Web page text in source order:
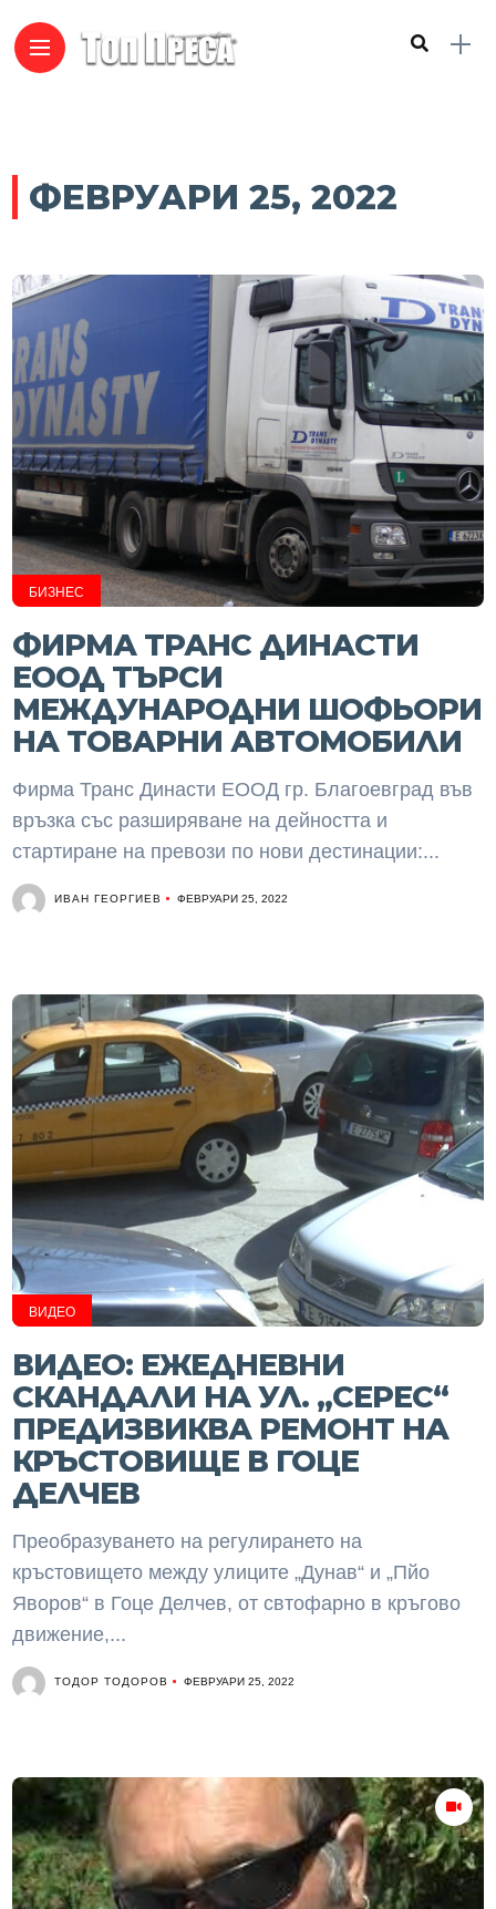
ФЕВРУАРИ 25, 2022
БИЗНЕС
ФИРМА ТРАНС ДИНАСТИ
ЕООД ТЪРСИ
МЕЖДУНАРОДНИ ШОФЬОРИ
НА ТОВАРНИ АВТОМОБИЛИ
Фирма Транс Династи ЕООД гр. Благоевград във
връзка със разширяване на дейността и
стартиране на превози по нови дестинации:...
ИВАН ГЕОРГИЕВ ФЕВРУАРИ 25, 2022
ВИДЕО
ВИДЕО: ЕЖЕДНЕВНИ
СКАНДАЛИ НА УЛ. „СЕРЕС“
ПРЕДИЗВИКВА РЕМОНТ НА
КРЪСТОВИЩЕ В ГОЦЕ
ДЕЛЧЕВ
Преобразуването на регулирането на
кръстовището между улиците „Дунав“ и „Пйо
Яворов“ в Гоце Делчев, от свтофарно в кръгово
движение,...
ТОДОР ТОДОРОВ ФЕВРУАРИ 25, 2022